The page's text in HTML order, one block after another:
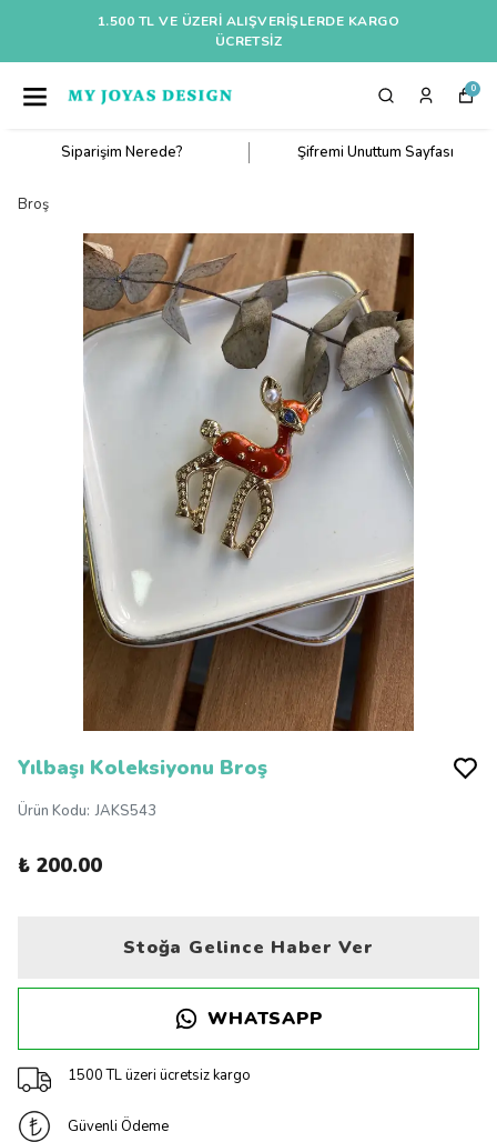
1.500 TL VE ÜZERI ALIŞVERIŞLERDE KARGO
ÜCRETSİZ
0
Siparişim Nerede? Şifremi Unuttum Sayfası
Broş
Yılbaşı Koleksiyonu Broş
Ürün Kodu: JAKS543
₺ 200.00
Stoğa Gelince Haber Ver
WHATSAPP
1500 TL üzeri ücretsiz kargo
Güvenli Ödeme